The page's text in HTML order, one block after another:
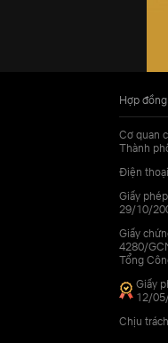
Hợp đồng
Cơ quan
Thành
Điện
Giấy
29/10/
Giấy
4280/
Tổng
Giấy
12/
Chịu